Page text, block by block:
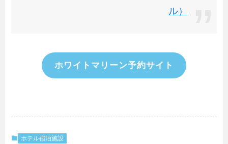
ル）
ホワイトマリーン予約サイト
ホテル宿泊施設